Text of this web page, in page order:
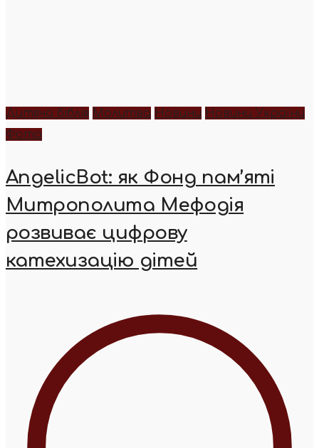
Дитяча біблія Молитва Новини Новини України
Фото
AngelicBot: як Фонд пам’яті
Митрополита Мефодія
розвиває цифрову
катехизацію дітей